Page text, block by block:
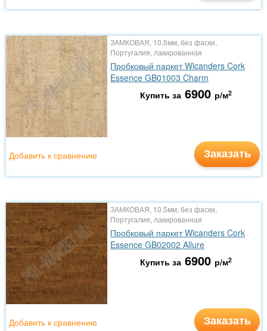
ЗАМКОВАЯ, 10.5мм, без фаски,
Португалия, лакированная
Пробковый паркет Wicanders Cork
Essence GB01003 Charm
Купить за 6900 р/м2
Заказать
Добавить к сравнению
ЗАМКОВАЯ, 10.5мм, без фаски,
Португалия, лакированная
Пробковый паркет Wicanders Cork
Essence GB02002 Allure
Купить за 6900 р/м2
Заказать
Добавить к сравнению